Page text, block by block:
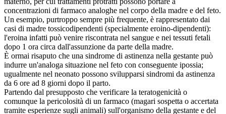
concentrazioni di farmaco analoghe nel corpo della madre e del feto.
Un esempio, purtroppo sempre più frequente, è rappresentato dai
casi di madre tossicodipendenti (specialmente eroino-dipendenti):
l'eroina infatti può venire riscontrata nel sangue e nei tessuti fetali
dopo 1 ora circa dall'assunzione da parte della madre.
È ormai risaputo che una sindrome di astinenza nella gestante può
indurre un'analoga situazione nel feto con conseguente ipossia;
ugualmente nel neonato possono svilupparsi sindromi da astinenza
da 6 ore ad 8 giorni dopo il parto.
Partendo dal presupposto che verificare la teratogenicità o
comunque la pericolosità di un farmaco (magari sospetta o accertata
tramite esperienze sugli animali) sull'organismo della gestante e del